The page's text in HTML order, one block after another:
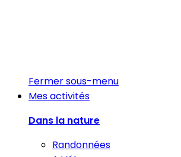
Fermer sous-menu
Mes activités
Dans la nature
Randonnées